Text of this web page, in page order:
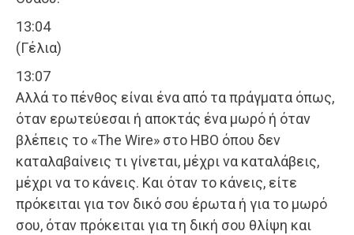
13:04
(Γέλια)
13:07
Αλλά το πένθος είναι ένα από τα πράγματα όπως,
όταν ερωτεύεσαι ή αποκτάς ένα μωρό ή όταν
βλέπεις το «The Wire» στο HBO όπου δεν
καταλαβαίνεις τι γίνεται, μέχρι να καταλάβεις,
μέχρι να το κάνεις. Και όταν το κάνεις, είτε
πρόκειται για τον δικό σου έρωτα ή για το μωρό
σου, όταν πρόκειται για τη δική σου θλίψη και